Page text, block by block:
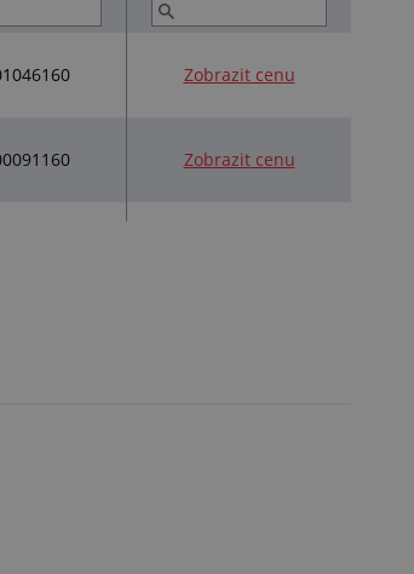
Zobrazit cenu
Zobrazit cenu